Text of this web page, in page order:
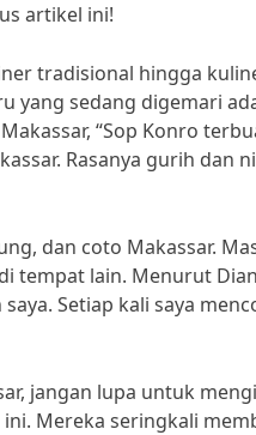
artikel ini!
tradisional hingga
yang sedang digemari
“Sop Konro
Rasanya gurih dan
dan coto Makassar.
tempat lain. Menurut
Setiap kali saya
jangan lupa untuk
Mereka seringkali